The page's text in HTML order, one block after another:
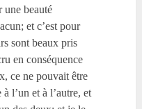
une beauté
et c’est pour
sont beaux pris
en conséquence
ce ne pouvait être
l’un et à l’autre, et